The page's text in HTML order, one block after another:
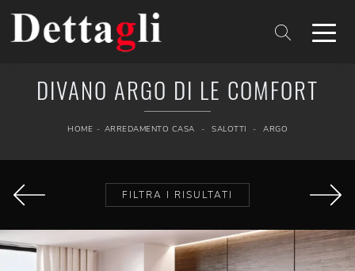
DIVANO ARGO DI LE COMFORT
HOME - ARREDAMENTO CASA - SALOTTI - ARGO
FILTRA I RISULTATI